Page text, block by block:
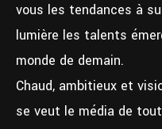
vous les tendances à
lumière les talents
monde de demain.
Chaud, ambitieux et
se veut le média de